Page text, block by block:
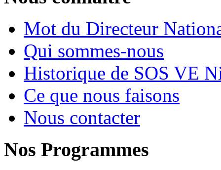
Mot du Directeur
Qui sommes-nous
Historique de SOS VE
Ce que nous faisons
Nous contacter
Nos Programmes